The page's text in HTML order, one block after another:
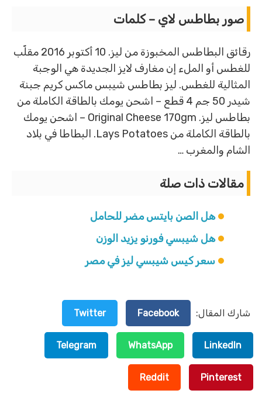
صور بطاطس لاي – كلمات
رقائق البطاطس المخبوزة من ليز. 10 أكتوبر 2016 مقلّب
للغطس أو الملء إن مغارف لايز الجديدة هي الوجبة
المثالية للغطس. ليز بطاطس شيبس ماكس كريم جبنة
شيدر 50 جم 4 قطع – اشحن يومك بالطاقة الكاملة من
بطاطس ليز. Original Cheese 170gm – اشحن يومك
بالطاقة الكاملة من Lays Potatoes. البطاطا في بلاد
الشام والمغرب …
مقالات ذات صلة
هل الصن بايتس مضر للحامل
هل شيبسي فورنو يزيد الوزن
سعر كيس شيبسي ليز في مصر
شارك المقال: Facebook
Twitter
LinkedIn
WhatsApp
Telegram
Pinterest
Reddit